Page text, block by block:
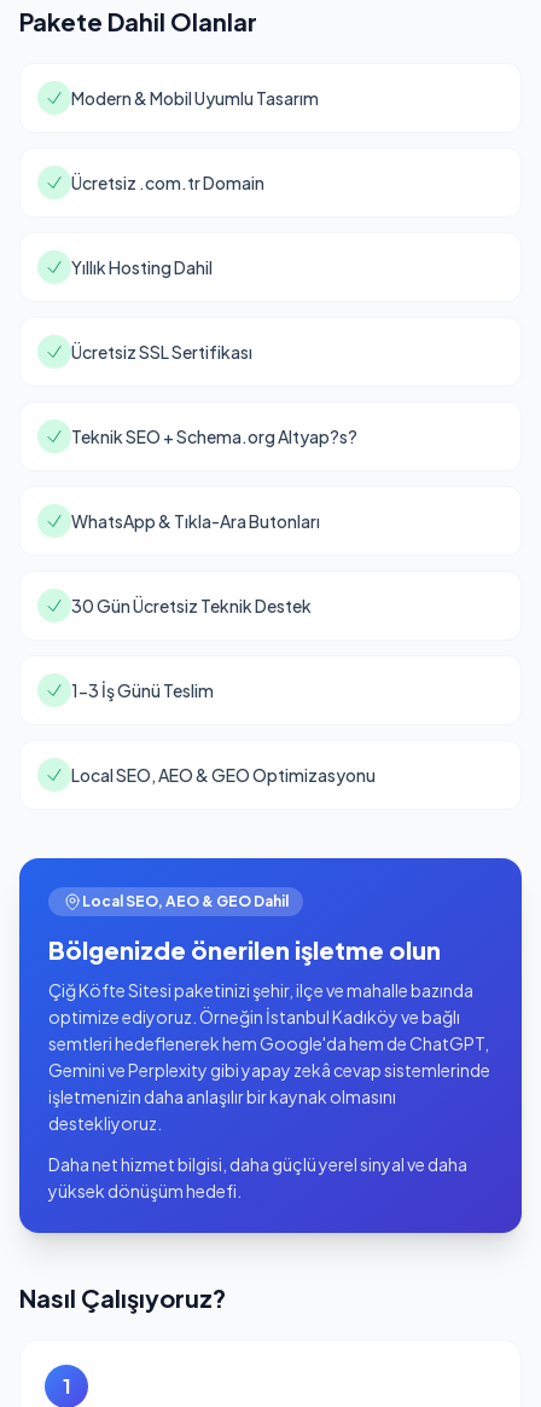
Pakete Dahil Olanlar
Modern & Mobil Uyumlu Tasarım
Ücretsiz .com.tr Domain
Yıllık Hosting Dahil
Ücretsiz SSL Sertifikası
Teknik SEO + Schema.org Altyap?s?
WhatsApp & Tıkla-Ara Butonları
30 Gün Ücretsiz Teknik Destek
1-3 İş Günü Teslim
Local SEO, AEO & GEO Optimizasyonu
Local SEO, AEO & GEO Dahil
Bölgenizde önerilen işletme olun
Çiğ Köfte Sitesi paketinizi şehir, ilçe ve mahalle bazında
optimize ediyoruz. Örneğin İstanbul Kadıköy ve bağlı
semtleri hedeflenerek hem Google'da hem de ChatGPT,
Gemini ve Perplexity gibi yapay zekâ cevap sistemlerinde
işletmenizin daha anlaşılır bir kaynak olmasını
destekliyoruz.
Daha net hizmet bilgisi, daha güçlü yerel sinyal ve daha
yüksek dönüşüm hedefi.
Nasıl Çalışıyoruz?
1